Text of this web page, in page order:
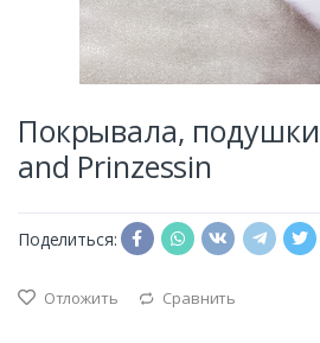
Покрывала,
and Prinzessin
Поделиться:
Отложить Сравнить